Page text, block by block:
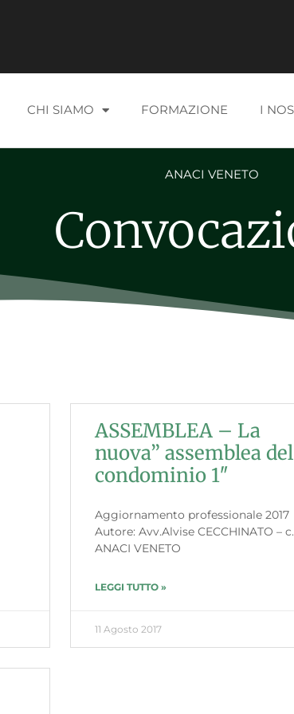
CHI SIAMO FORMAZIONE I
ANACI VENETO
ASSEMBLEA – La
nuova” assemblea del
condominio 1″
Aggiornamento professionale 2017
Autore: Avv.Alvise CECCHINATO –
ANACI VENETO
LEGGI TUTTO »
11 Agosto 2017